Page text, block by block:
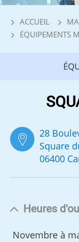
ACCUEIL
ÉQUIPEMENTS
28
Square
06400
Heures
Novembre à